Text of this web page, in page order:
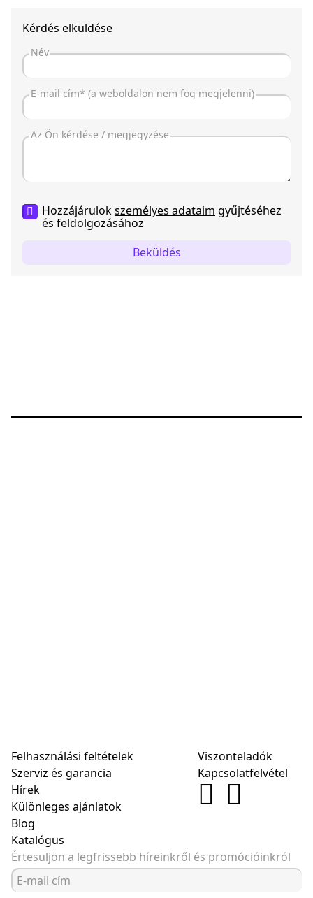
Kérdés elküldése
Hozzájárulokszemélyes adataim gyűjtéséhez
és feldolgozásához
Beküldés
Felhasználási feltételek
Szerviz és garancia
Hírek
Különleges ajánlatok
Blog
Katalógus
Viszonteladók
Kapcsolatfelvétel
Értesüljön a legfrissebb híreinkről és promócióinkról